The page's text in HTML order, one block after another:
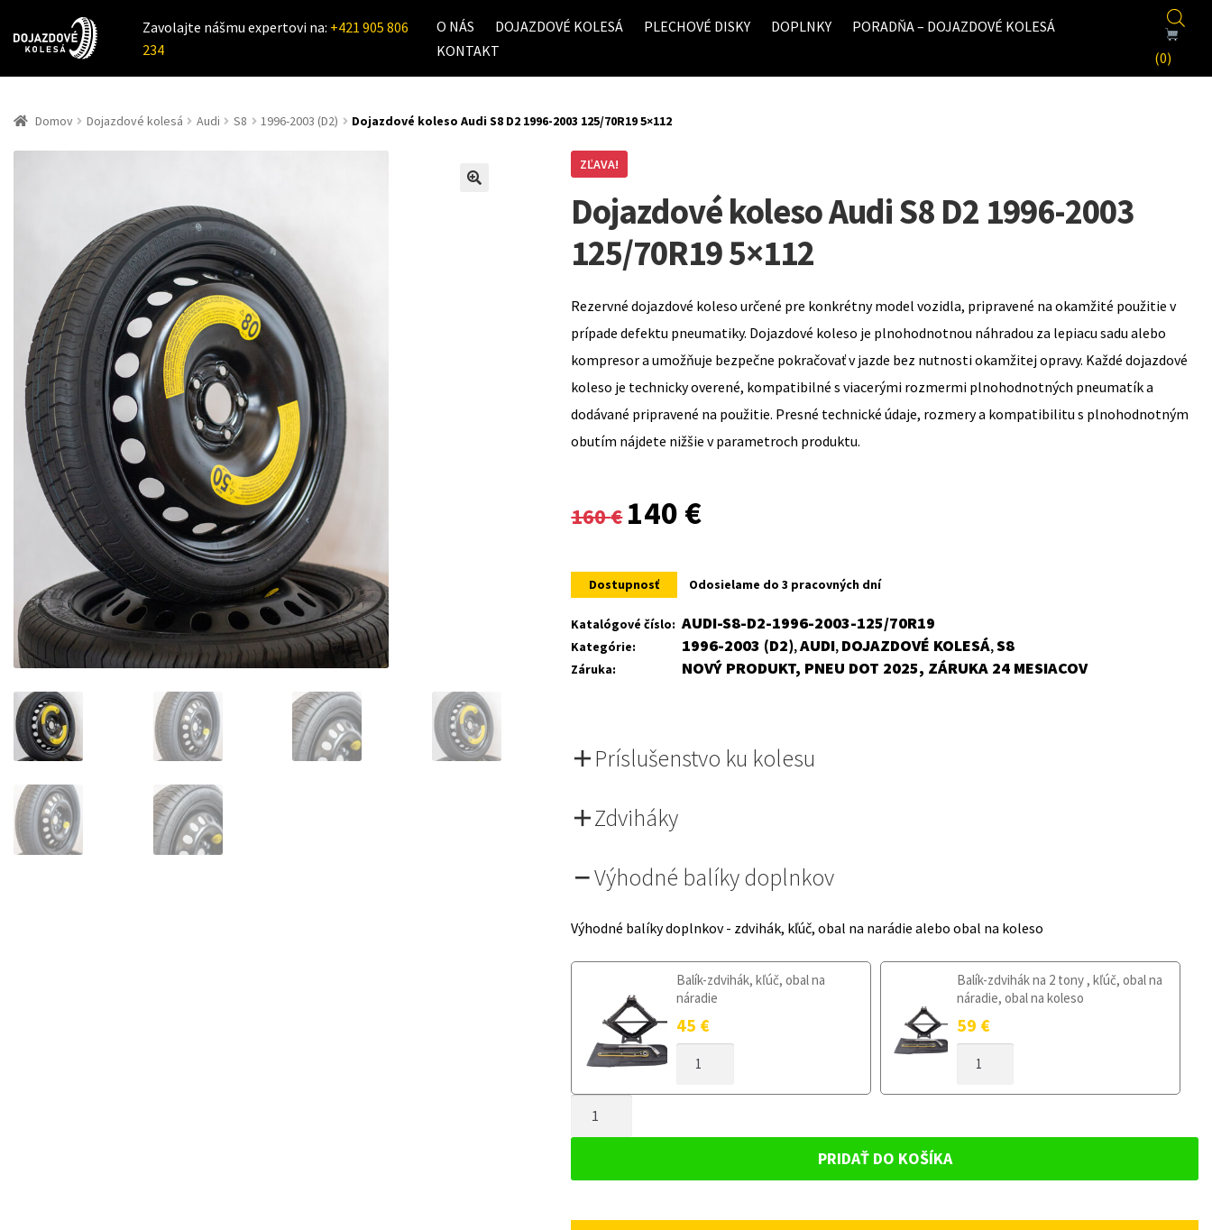
Zavolajte nášmu expertovi na: +421 905 806
234
O NÁS DOJAZDOVÉ KOLESÁ PLECHOVÉ DISKY DOPLNKY
PORADŇA – DOJAZDOVÉ KOLESÁ
KONTAKT
(0)
Domov Dojazdové kolesá Audi S8 1996-2003 (D2) Dojazdové koleso Audi S8 D2 1996-2003 125/70R19 5×112
ZĽAVA!
Dojazdové koleso Audi S8 D2 1996-2003
125/70R19 5×112
Rezervné dojazdové koleso určené pre konkrétny model vozidla, pripravené na okamžité použitie v
prípade defektu pneumatiky. Dojazdové koleso je plnohodnotnou náhradou za lepiacu sadu alebo
kompresor a umožňuje bezpečne pokračovať v jazde bez nutnosti okamžitej opravy. Každé dojazdové
koleso je technicky overené, kompatibilné s viacerými rozmermi plnohodnotných pneumatík a
dodávané pripravené na použitie. Presné technické údaje, rozmery a kompatibilitu s plnohodnotným
obutím nájdete nižšie v parametroch produktu.
160€
Original
was:
160 €.
140 €
is:
140 €.
Dostupnosť Odosielame do 3 pracovných dní
Katalógové číslo: AUDI-S8-D2-1996-2003-125/70R19
Kategórie: 1996-2003 (D2),AUDI, DOJAZDOVÉ KOLESÁ,S8
Záruka: NOVÝ PRODUKT, PNEU DOT 2025, ZÁRUKA 24 MESIACOV
Príslušenstvo ku kolesu
Zdviháky
Výhodné balíky doplnkov
Výhodné balíky doplnkov - zdvihák, kľúč, obal na narádie alebo obal na koleso
Balík-zdvihák, kľúč, obal na
náradie
45 €
DOJAZDOVÉ
D2
2003
Balík-zdvihák na 2 tony , kľúč, obal na
náradie, obal na koleso
59 €
DOJAZDOVÉ
D2
2003
D2
PRIDAŤ DO KOŠÍKA